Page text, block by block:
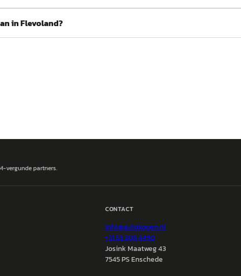
in Flevoland?
vergunde partners.
CONTACT
info@autokopen.nl
+31 53 208 4490
Josink Maatweg 43
7545 PS Enschede